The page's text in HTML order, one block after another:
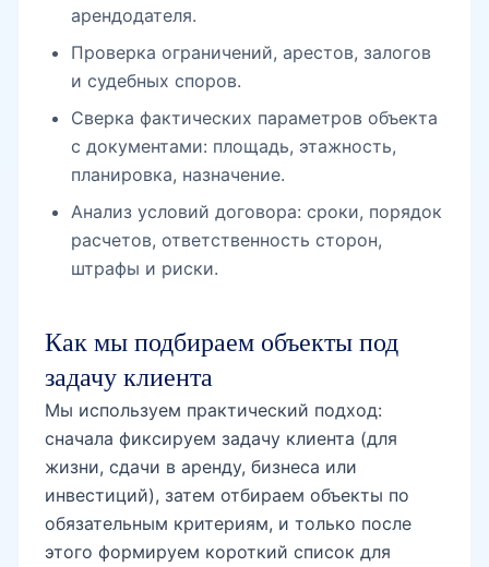
арендодателя.
Проверка ограничений, арестов, залогов
и судебных споров.
Сверка фактических параметров объекта
с документами: площадь, этажность,
планировка, назначение.
Анализ условий договора: сроки, порядок
расчетов, ответственность сторон,
штрафы и риски.
Как мы подбираем объекты под
задачу клиента
Мы используем практический подход:
сначала фиксируем задачу клиента (для
жизни, сдачи в аренду, бизнеса или
инвестиций), затем отбираем объекты по
обязательным критериям, и только после
этого формируем короткий список для